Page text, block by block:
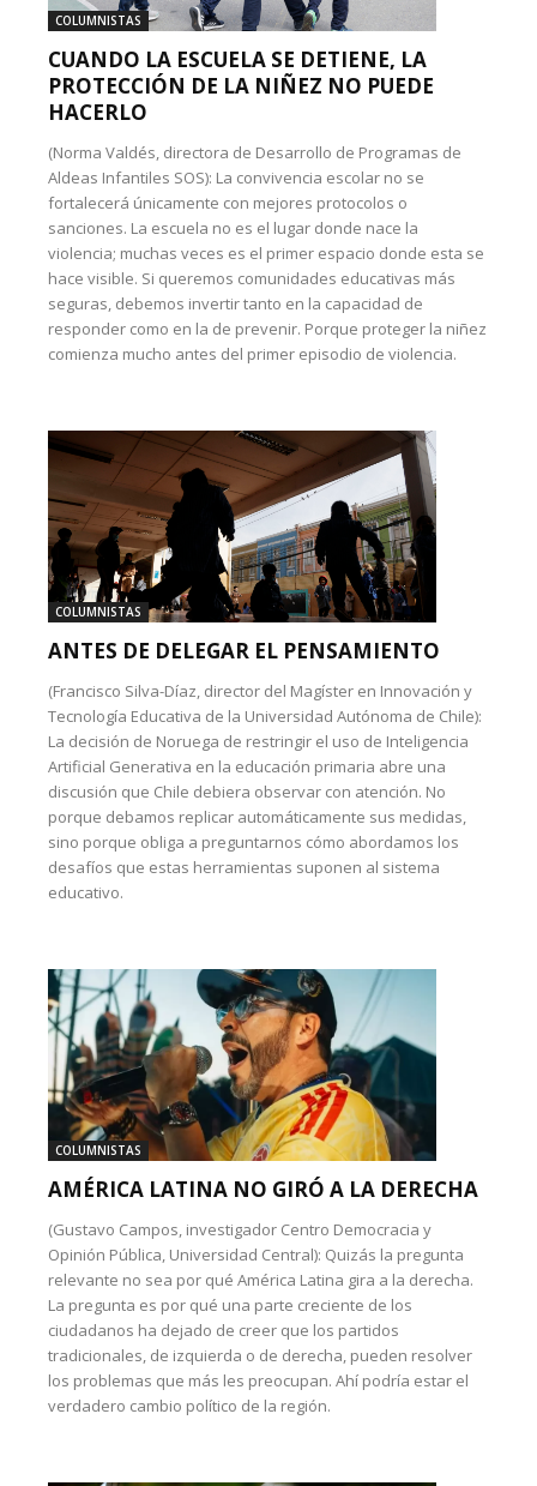
COLUMNISTAS
CUANDO LA ESCUELA SE DETIENE, LA
PROTECCIÓN DE LA NIÑEZ NO PUEDE
HACERLO
(Norma Valdés, directora de Desarrollo de Programas de
Aldeas Infantiles SOS): La convivencia escolar no se
fortalecerá únicamente con mejores protocolos o
sanciones. La escuela no es el lugar donde nace la
violencia; muchas veces es el primer espacio donde esta se
hace visible. Si queremos comunidades educativas más
seguras, debemos invertir tanto en la capacidad de
responder como en la de prevenir. Porque proteger la niñez
comienza mucho antes del primer episodio de violencia.
COLUMNISTAS
ANTES DE DELEGAR EL PENSAMIENTO
(Francisco Silva-Díaz, director del Magíster en Innovación y
Tecnología Educativa de la Universidad Autónoma de Chile):
La decisión de Noruega de restringir el uso de Inteligencia
Artificial Generativa en la educación primaria abre una
discusión que Chile debiera observar con atención. No
porque debamos replicar automáticamente sus medidas,
sino porque obliga a preguntarnos cómo abordamos los
desafíos que estas herramientas suponen al sistema
educativo.
COLUMNISTAS
AMÉRICA LATINA NO GIRÓ A LA DERECHA
(Gustavo Campos, investigador Centro Democracia y
Opinión Pública, Universidad Central): Quizás la pregunta
relevante no sea por qué América Latina gira a la derecha.
La pregunta es por qué una parte creciente de los
ciudadanos ha dejado de creer que los partidos
tradicionales, de izquierda o de derecha, pueden resolver
los problemas que más les preocupan. Ahí podría estar el
verdadero cambio político de la región.